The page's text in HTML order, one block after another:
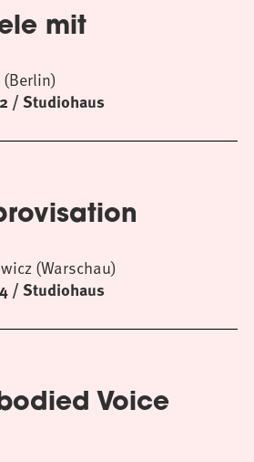
mit
/ Studiohaus
/ Studiohaus
(Warschau)
Voice